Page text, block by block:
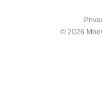
© 2026